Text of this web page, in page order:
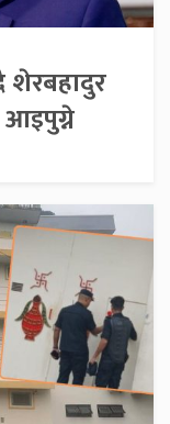
शेरबहादुर